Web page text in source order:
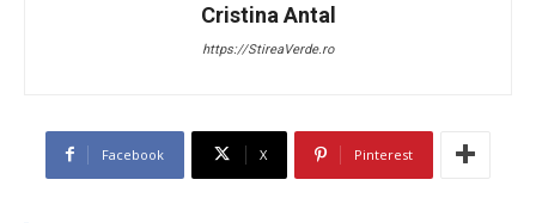
Cristina Antal
https://StireaVerde.ro
Facebook X Pinterest